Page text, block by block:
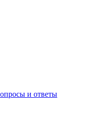
и ответы